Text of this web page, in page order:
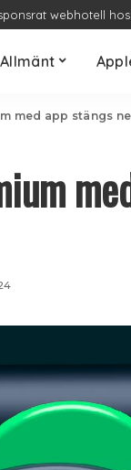
webhotell
Allmänt
med app stängs